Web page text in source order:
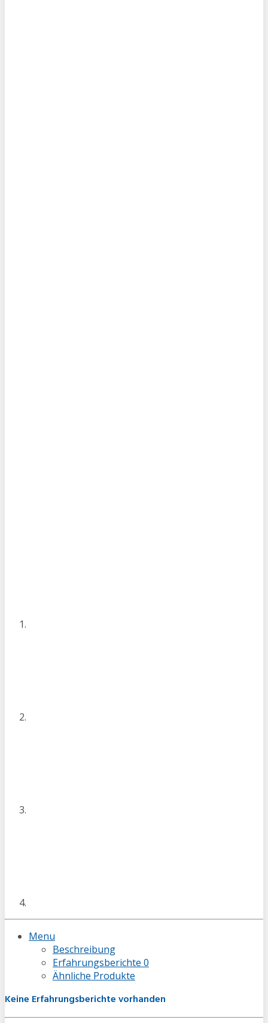
Menu
Beschreibung
Erfahrungsberichte 0
Ähnliche Produkte
Keine Erfahrungsberichte vorhanden